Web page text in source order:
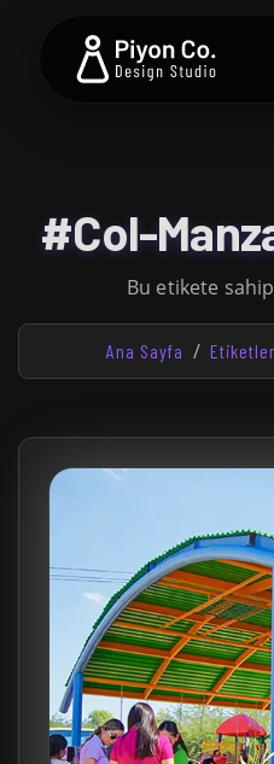
#Col-
Bu etikete
Ana Sayfa Etiketler